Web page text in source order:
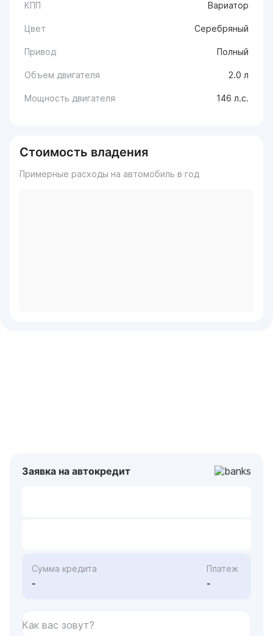
КПП Вариатор
Цвет Серебряный
Привод Полный
Объем двигателя 2.0 л
Мощность двигателя 146 л.с.
Стоимость владения
Примерные расходы на автомобиль в год
Заявка на автокредит
Сумма кредита
-
Платеж
-
Как вас зовут?